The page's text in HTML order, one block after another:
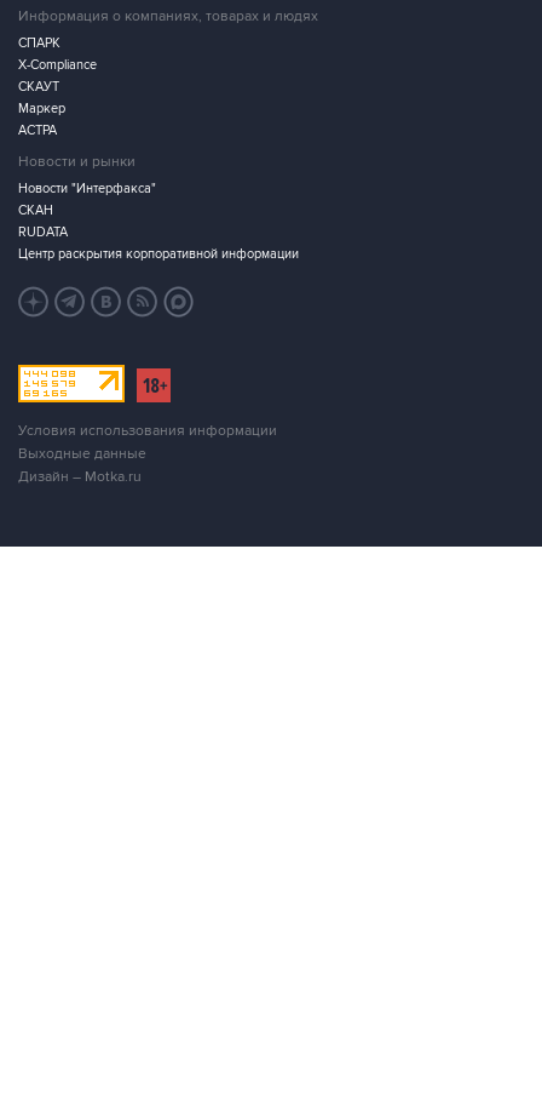
Информация о компаниях, товарах и людях
СПАРК
X-Compliance
СКАУТ
Маркер
АСТРА
Новости и рынки
Новости "Интерфакса"
СКАН
RUDATA
Центр раскрытия корпоративной информации
Условия использования информации
Выходные данные
Дизайн – Motka.ru